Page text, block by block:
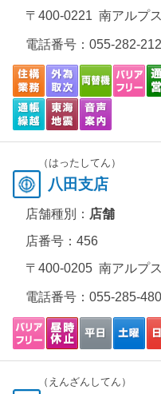
〒400-0221 南アルプ
電話番号： 055-282-
（はったしてん）
八田支店
店舗種別： 店舗
店番号：456
〒400-0205 南アルプ
電話番号： 055-285-
（えんざんしてん）